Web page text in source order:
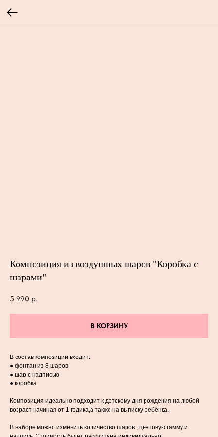
Композиция из воздушных шаров "Коробка с
шарами"
5 990 р.
В КОРЗИНУ
В состав композиции входит:
● фонтан из 8 шаров
● шар с надписью
● коробка
Композиция идеально подходит к детскому дня рождения на любой
возраст начиная от 1 годика,а также на выписку ребёнка.
В наборе можно изменить количество шаров , цветовую гамму и